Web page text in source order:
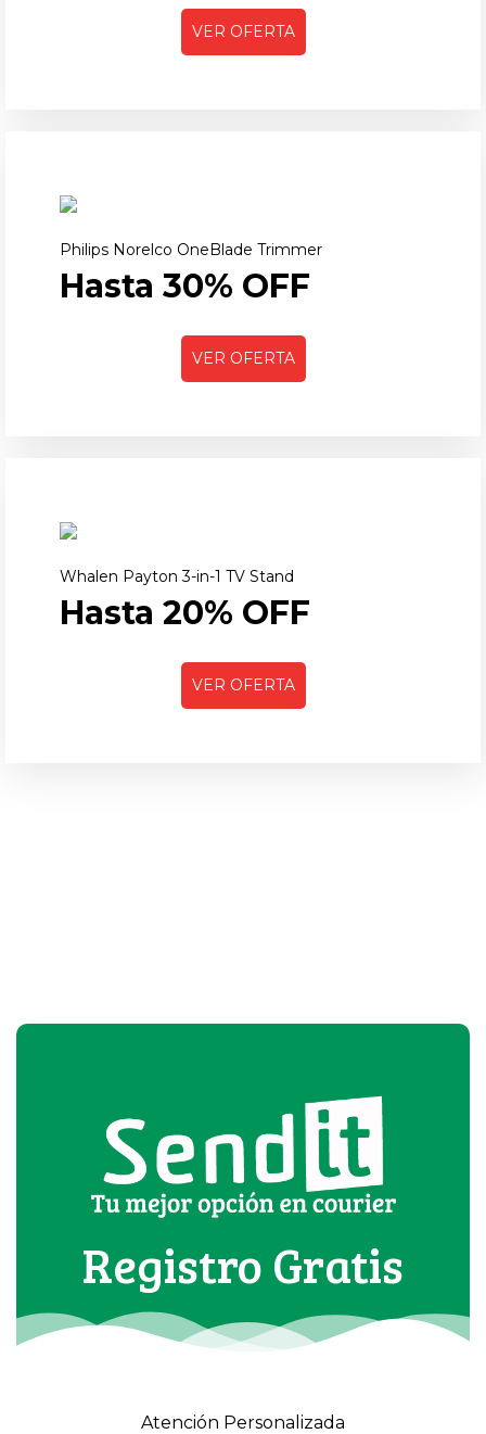
VER OFERTA
Philips Norelco OneBlade Trimmer
Hasta 30% OFF
VER OFERTA
Whalen Payton 3-in-1 TV Stand
Hasta 20% OFF
VER OFERTA
Registro Gratis
Atención Personalizada